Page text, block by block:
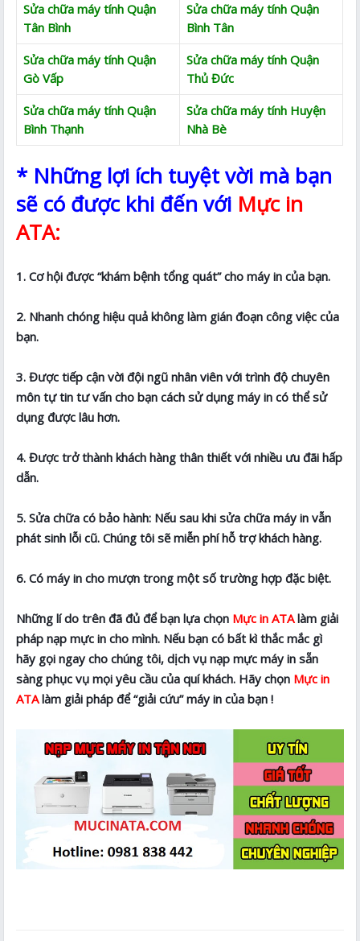
Sửa chữa máy tính Quận
Tân Bình
Sửa chữa máy tính Quận
Bình Tân
Sửa chữa máy tính Quận
Gò Vấp
Sửa chữa máy tính Quận
Thủ Đức
Sửa chữa máy tính Quận
Bình Thạnh
Sửa chữa máy tính Huyện
Nhà Bè
* Những lợi ích tuyệt vời mà bạn
sẽ có được khi đến với Mực in
ATA:
1. Cơ hội được “khám bệnh tổng quát” cho máy in của bạn.
2. Nhanh chóng hiệu quả không làm gián đoạn công việc của
bạn.
3. Được tiếp cận vời đội ngũ nhân viên với trình độ chuyên
môn tự tin tư vấn cho bạn cách sử dụng máy in có thể sử
dụng được lâu hơn.
4. Được trở thành khách hàng thân thiết với nhiều ưu đãi hấp
dẫn.
5. Sửa chữa có bảo hành: Nếu sau khi sửa chữa máy in vẫn
phát sinh lỗi cũ. Chúng tôi sẽ miễn phí hỗ trợ khách hàng.
6. Có máy in cho mượn trong một số trường hợp đặc biệt.
Những lí do trên đã đủ để bạn lựa chọn Mực in ATAlàm giải
pháp nạp mực in cho mình. Nếu bạn có bất kì thắc mắc gì
hãy gọi ngay cho chúng tôi, dịch vụ nạp mực máy in sẵn
sàng phục vụ mọi yêu cầu của quí khách. Hãy chọn Mực in
ATAlàm giải pháp để “giải cứu” máy in của bạn !